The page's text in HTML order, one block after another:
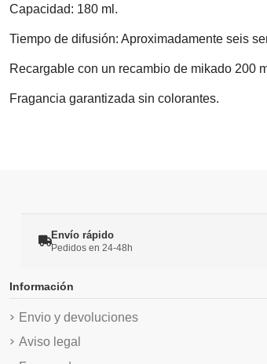
Capacidad: 180 ml.
Tiempo de difusión: Aproximadamente seis
Recargable con un recambio de mikado 200
Fragancia garantizada sin colorantes.
Envío rápido
Pedidos en 24-48h
Información
Envio y devoluciones
Aviso legal